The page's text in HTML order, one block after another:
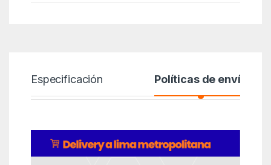
Especificación Políticas de envío